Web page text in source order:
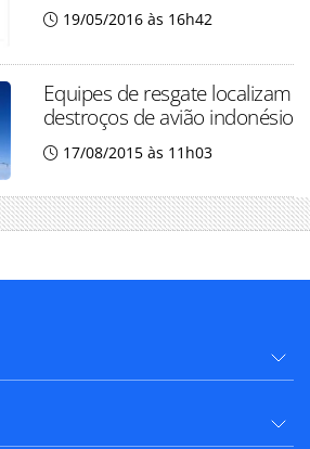
19/05/2016 às 16h42
Equipes de resgate localizam
destroços de avião indonésio
17/08/2015 às 11h03